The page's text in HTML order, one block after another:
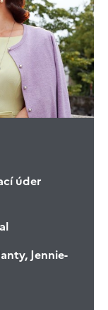
úder
Jennie-